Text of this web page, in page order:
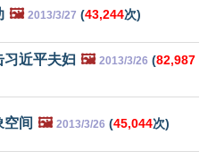
🖼️ 2013/3/27 (43,244次)
习近平夫妇 🖼️ 2013/3/26 (82,987
空间 🖼️ 2013/3/26 (45,044次)